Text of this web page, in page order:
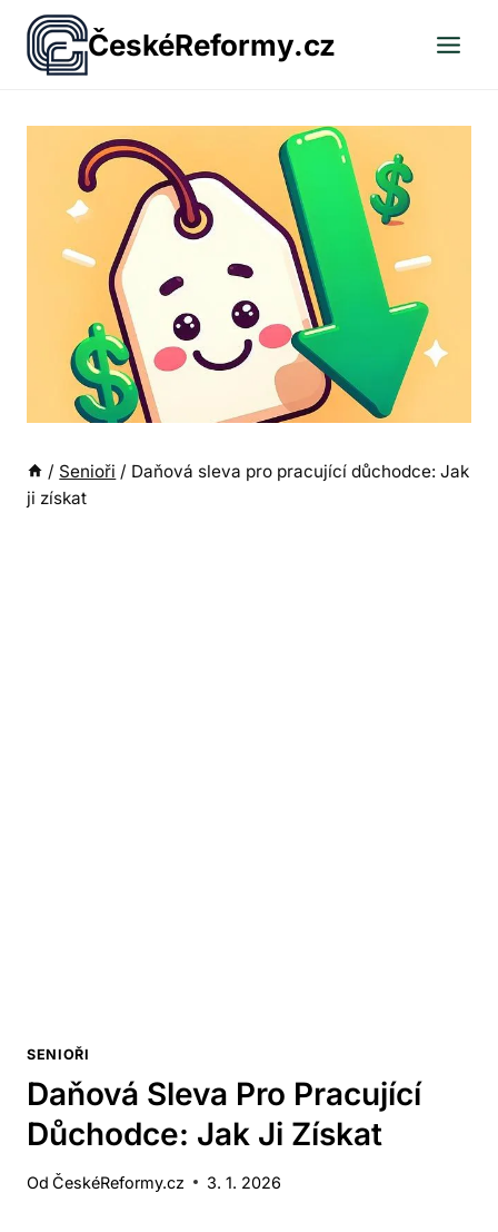
Přeskočit
obsah
ČeskéReformy.cz
/ Senioři / Daňová sleva pro pracující důchodce: Jak
ji získat
SENIOŘI
Daňová Sleva Pro Pracující
Důchodce: Jak Ji Získat
Od ČeskéReformy.cz 3. 1. 2026